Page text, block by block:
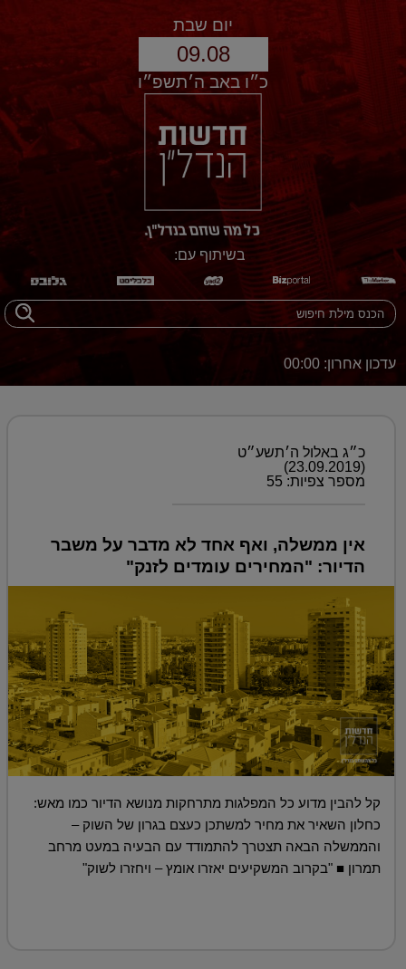
יום שבת
09.08
כ״ו באב ה׳תשפ״ו
בשיתוף עם:
עדכון אחרון: 00:00
כ״ג באלול ה׳תשע״ט
(23.09.2019)
מספר צפיות: 55
אין ממשלה, ואף אחד לא מדבר על משבר
הדיור: "המחירים עומדים לזנק"
קל להבין מדוע כל המפלגות מתרחקות מנושא הדיור כמו מאש:
כחלון השאיר את מחיר למשתכן כעצם בגרון של השוק –
והממשלה הבאה תצטרך להתמודד עם הבעיה במעט מרחב
תמרון ■ "בקרוב המשקיעים יאזרו אומץ – ויחזרו לשוק"